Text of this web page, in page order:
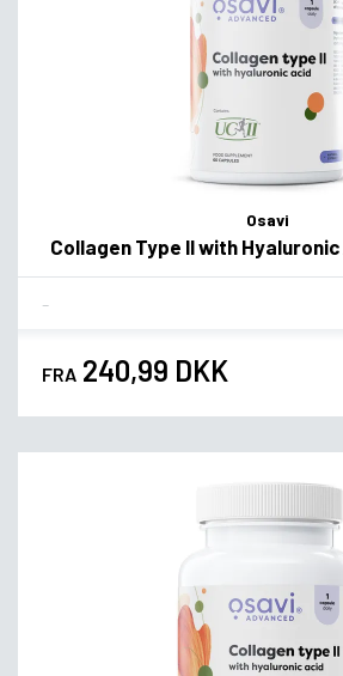
Osavi
Collagen Type II with
FRA 240,99 DKK